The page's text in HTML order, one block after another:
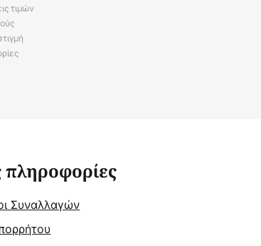
τιμών
πληροφορίες
Συναλλαγών